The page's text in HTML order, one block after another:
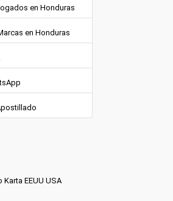
en Honduras
en Honduras